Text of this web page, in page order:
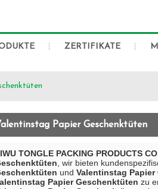
ZERTIFIKATE
Papier Geschenktüten
TONGLE PACKING PRODUCTS
, wir bieten
und Valentinstag
Papier Geschenktüten zu